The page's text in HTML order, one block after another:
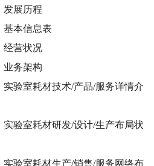
发展历程
基本信息表
经营状况
业务架构
实验室耗材技术/产品/服务详情介
实验室耗材研发/设计/生产布局状
实验室耗材生产/销售/服务网络布